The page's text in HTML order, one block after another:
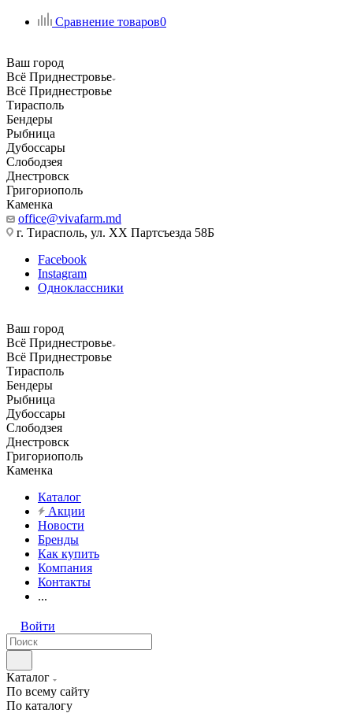
Сравнение товаров0
Ваш город
Всё Приднестровье
Всё Приднестровье
Тирасполь
Бендеры
Рыбница
Дубоссары
Слободзея
Днестровск
Григориополь
Каменка
office@vivafarm.md
г. Тирасполь, ул. ХХ Партсъезда 58Б
Facebook
Instagram
Одноклассники
Ваш город
Всё Приднестровье
Всё Приднестровье
Тирасполь
Бендеры
Рыбница
Дубоссары
Слободзея
Днестровск
Григориополь
Каменка
Каталог
Акции
Новости
Бренды
Как купить
Компания
Контакты
...
Войти
Каталог
По всему сайту
По каталогу